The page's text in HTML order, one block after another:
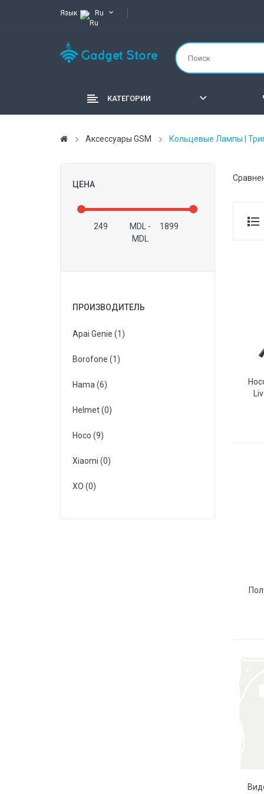
Язык Ru
КАТЕГОРИИ
Аксессуары GSM Кольцевые Лампы |
ЦЕНА
MDL
-
MDL
ПРОИЗВОДИТЕЛЬ
Apai Genie (1)
Borofone (1)
Hama (6)
Helmet (0)
Hoco (9)
Xiaomi (0)
XO (0)